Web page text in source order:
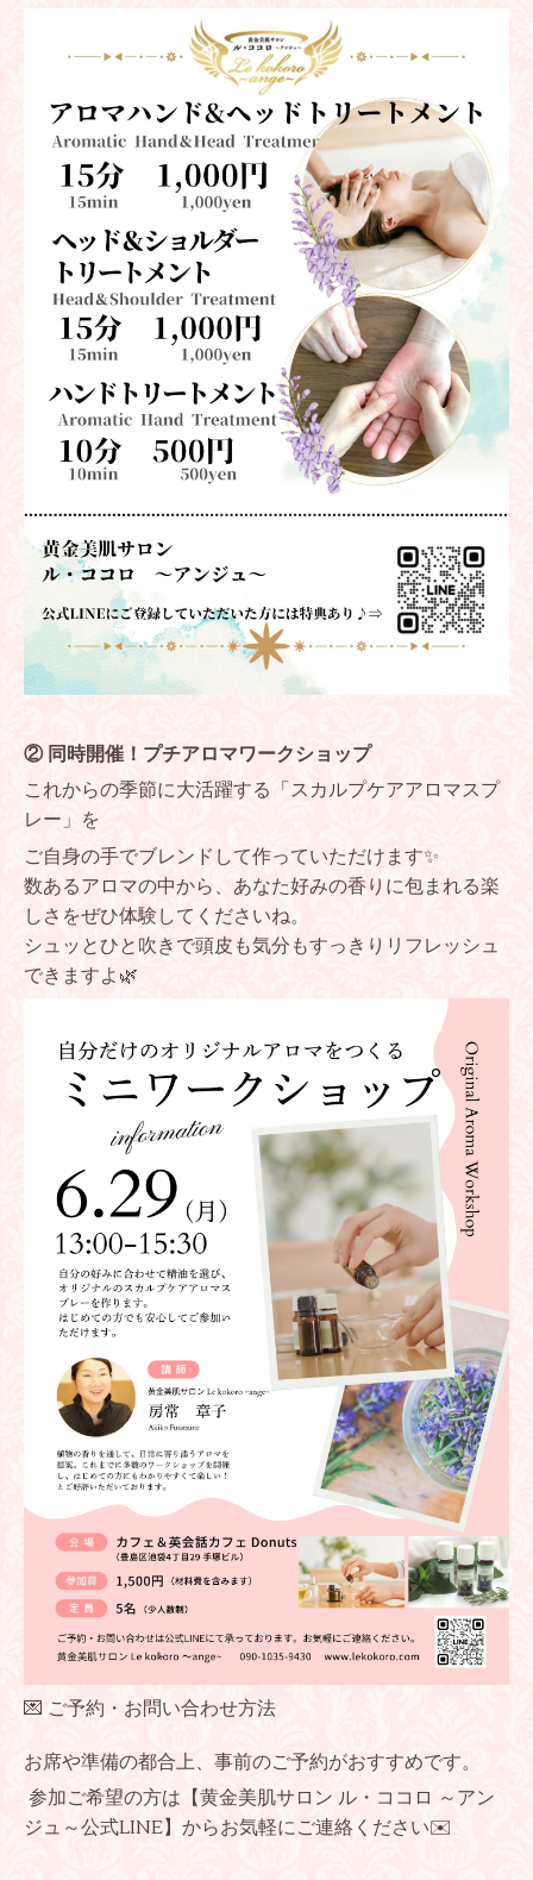
② 同時開催！プチアロマワークショップ
これからの季節に大活躍する「スカルプケアアロマスプ
レー」を
ご自身の手でブレンドして作っていただけます✨
数あるアロマの中から、あなた好みの香りに包まれる楽
しさをぜひ体験してくださいね。
シュッとひと吹きで頭皮も気分もすっきりリフレッシュ
できますよ🌿
💌 ご予約・お問い合わせ方法
お席や準備の都合上、事前のご予約がおすすめです。
参加ご希望の方は 【黄金美肌サロン ル・ココロ ～アン
ジュ～公式LINE】 からお気軽にご連絡ください✉️